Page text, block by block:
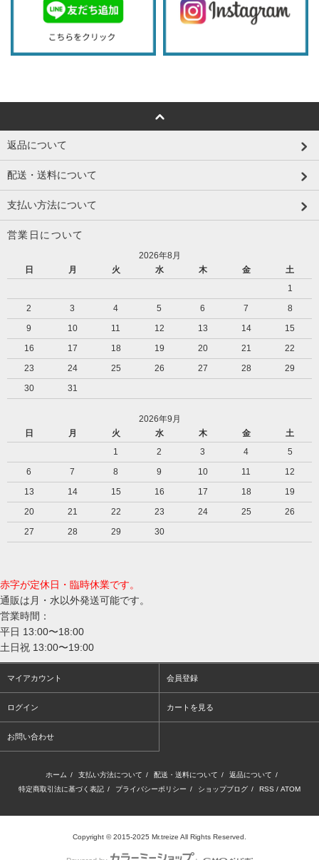
返品について
配送・送料について
支払い方法について
営業日について
2026年8月
日
月 火 水 木 金
土
1
2
3 4 5 6 7
8
9
10 11 12 13 14
15
16
17 18 19 20 21
22
23
24 25 26 27 28
29
30
31
2026年9月
日
月 火 水 木 金
土
1
2 3 4
5
6
7 8 9 10 11
12
13
14 15 16 17 18
19
20
21 22 23 24 25
26
27
28 29 30
赤字が定休日・臨時休業です。
通販は月・水以外発送可能です。
営業時間：
平日 13:00〜18:00
土日祝 13:00〜19:00
マイアカウント 会員登録
ログイン カートを見る
お問い合わせ
ホーム / 支払い方法について / 配送・送料について / 返品について /
特定商取引法に基づく表記 / プライバシーポリシー / ショップブログ / RSS / ATOM
Copyright © 2015-2025 Mr.treize All Rights Reserved.